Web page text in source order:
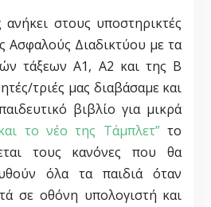
στους υποστηρικτές
Ασφαλούς Διαδικτύου με τα
τάξεων Α1, Α2 και της Β
τριές μας διαβάσαμε και
βιβλίο για μικρά
το νέο της Τάμπλετ”το
τους κανόνες που θα
όλα τα παιδιά όταν
σε οθόνη υπολογιστή και